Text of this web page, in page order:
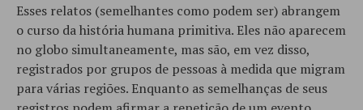
Esses relatos (semelhantes como podem ser) abrangem
o curso da história humana primitiva. Eles não aparecem
no globo simultaneamente, mas são, em vez disso,
registrados por grupos de pessoas à medida que migram
para várias regiões. Enquanto as semelhanças de seus